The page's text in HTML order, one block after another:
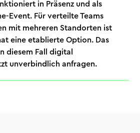
in Präsenz und als
Event. Für verteilte Teams
mit mehreren Standorten ist
eine etablierte Option. Das
diesem Fall digital
unverbindlich anfragen.